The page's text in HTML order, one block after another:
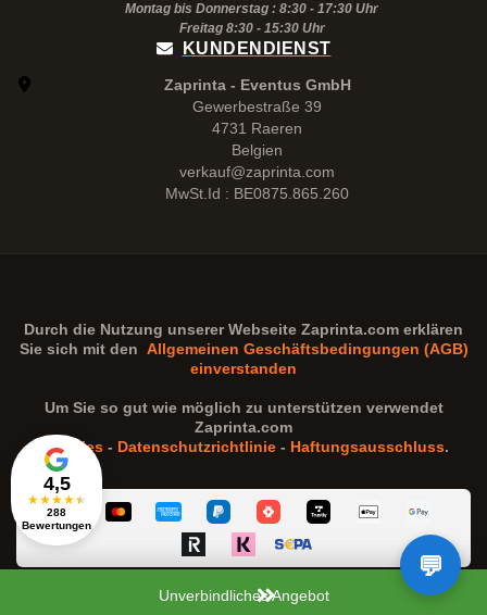
Unverbindliches Angebot
4,5
★★★★★
288
Bewertungen
Montag bis Donnerstag : 8:30 - 17:30 Uhr
Freitag 8:30 - 15:30Uhr
KUNDENDIENST
Zaprinta - Eventus GmbH
Gewerbestraße 39
4731 Raeren
Belgien
verkauf@zaprinta.com
MwSt.Id : BE0875.865.260
Durch die Nutzung unserer Webseite Zaprinta.com erklären
Sie sich mit den Allgemeinen Geschäftsbedingungen (AGB)
einverstanden
Um Sie so gut wie möglich zu unterstützen verwendet
Zaprinta.com
Cookies - Datenschutzrichtlinie - Haftungsausschluss.